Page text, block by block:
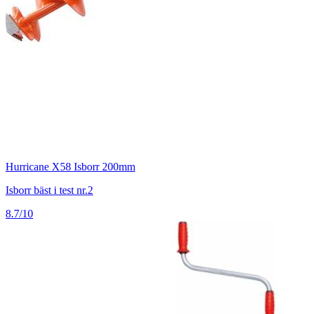
Hurricane X58 Isborr 200mm
Isborr bäst i test nr.2
8.7/10